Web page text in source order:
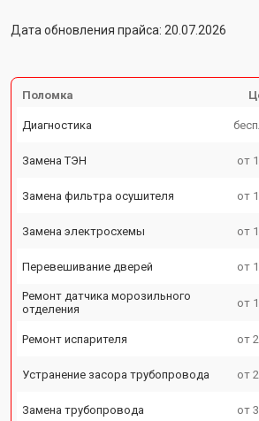
Дата обновления прайса: 20.07.2026
Поломка
Диагностика
Замена ТЭН от
Замена фильтра осушителя от
Замена электросхемы от
Перевешивание дверей от
Ремонт датчика морозильного
отделения
от
Ремонт испарителя от
Устранение засора трубопровода от
Замена трубопровода от